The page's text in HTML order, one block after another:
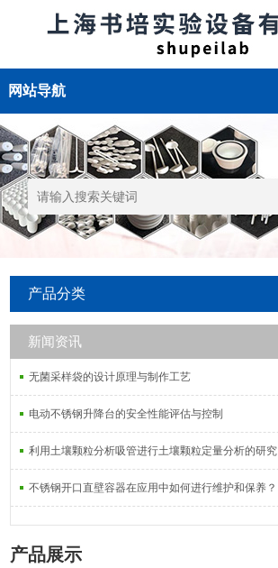
网站导航
产品分类
新闻资讯
无菌采样袋的设计原理与制作工艺
电动不锈钢升降台的安全性能评估与控制
利用土壤颗粒分析吸管进行土壤颗粒定量分析的研究
不锈钢开口直壁容器在应用中如何进行维护和保养？
产品展示